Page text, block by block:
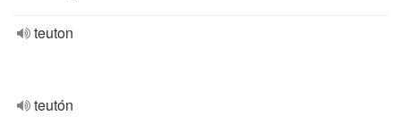
teuton
teutón